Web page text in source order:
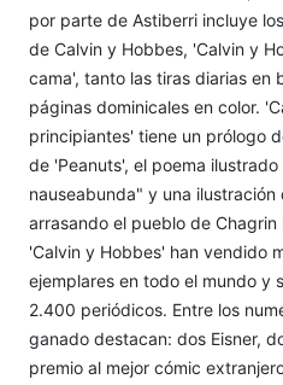
por parte de Astiberri incluye
de Calvin y Hobbes, 'Calvin y
cama', tanto las tiras diarias en
páginas dominicales en color.
principiantes' tiene un prólogo
de 'Peanuts', el poema
nauseabunda" y una
arrasando el pueblo de Chagrin
'Calvin y Hobbes' han vendido
ejemplares en todo el mundo y
2.400 periódicos. Entre los
ganado destacan: dos Eisner,
premio al mejor cómic